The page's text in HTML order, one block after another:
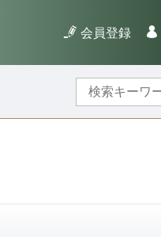
会員登録